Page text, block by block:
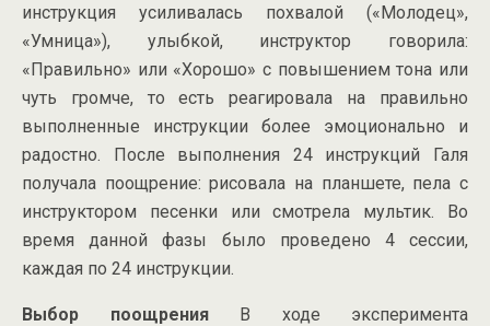
инструкция усиливалась похвалой («Молодец»,
«Умница»), улыбкой, инструктор говорила:
«Правильно» или «Хорошо» с повышением тона или
чуть громче, то есть реагировала на правильно
выполненные инструкции более эмоционально и
радостно. После выполнения 24 инструкций Галя
получала поощрение: рисовала на планшете, пела с
инструктором песенки или смотрела мультик. Во
время данной фазы было проведено 4 сессии,
каждая по 24 инструкции.
Выбор поощренияВ ходе эксперимента